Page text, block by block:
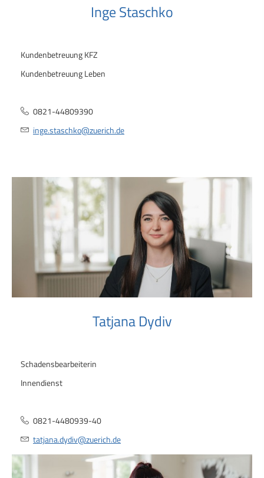
Inge Staschko
Kundenbetreuung KFZ
Kundenbetreuung Leben
0821-44809390
inge.staschko@zuerich.de
Tatjana Dydiv
Schadensbearbeiterin
Innendienst
0821-4480939-40
tatjana.dydiv@zuerich.de